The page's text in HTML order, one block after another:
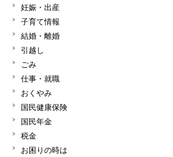
妊娠・出産
子育て情報
結婚・離婚
引越し
ごみ
仕事・就職
おくやみ
国民健康保険
国民年金
税金
お困りの時は